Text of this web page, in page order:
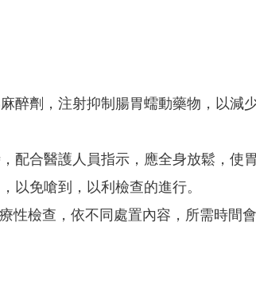
醉劑，注射抑制腸胃蠕動藥物，以減
配合醫護人員指示，應全身放鬆，使
以免嗆到，以利檢查的進行。
性檢查，依不同處置內容，所需時間會